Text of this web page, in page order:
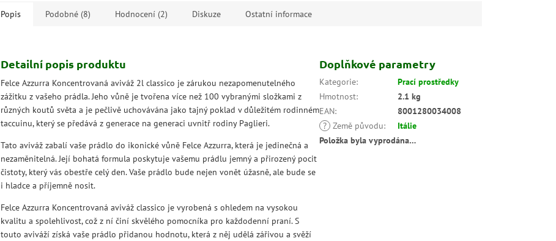
Popis Podobné (8) Hodnocení (2) Diskuze Ostatní informace
Detailní popis produktu
Felce Azzurra Koncentrovaná aviváž 2l classico je zárukou nezapomenutelného
zážitku z vašeho prádla. Jeho vůně je tvořena více než 100 vybranými složkami z
různých koutů světa a je pečlivě uchovávána jako tajný poklad v důležitém rodinném
taccuinu, který se předává z generace na generaci uvnitř rodiny Paglieri.
Tato aviváž zabalí vaše prádlo do ikonické vůně Felce Azzurra, která je jedinečná a
nezaměnitelná. Její bohatá formula poskytuje vašemu prádlu jemný a přirozený pocit
čistoty, který vás obestře celý den. Vaše prádlo bude nejen vonět úžasně, ale bude se
i hladce a příjemně nosit.
Felce Azzurra Koncentrovaná aviváž classico je vyrobená s ohledem na vysokou
kvalitu a spolehlivost, což z ní činí skvělého pomocníka pro každodenní praní. S
touto aviváží získá vaše prádlo přidanou hodnotu, která z něj udělá zářivou a svěží
Doplňkové parametry
Kategorie:
Prací prostředky
Hmotnost:
2.1 kg
EAN:
8001280034008
? Země původu:
Itálie
Položka byla vyprodána…